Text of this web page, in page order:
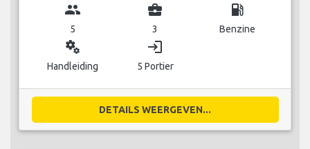
group
5
business_center
3
local_gas_station
Benzine
miscellaneous_services
Handleiding
login
5 Portier
DETAILS WEERGEVEN...